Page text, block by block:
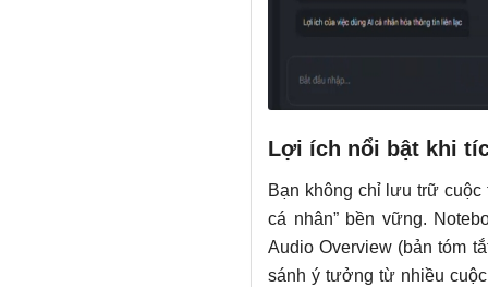
Lợi ích nổi bật khi
Bạn không chỉ lưu trữ cuộc
cá nhân” bền vững.
Audio Overview (bản tóm
sánh ý tưởng từ nhiều